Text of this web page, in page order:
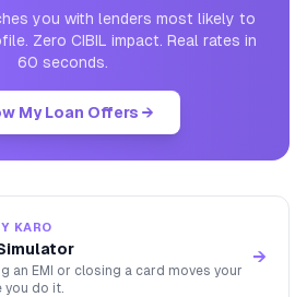
you with lenders most likely to
Zero CIBIL impact. Real rates in
60 seconds.
My Loan Offers →
KARO
an EMI or closing a card moves your
do it.
→